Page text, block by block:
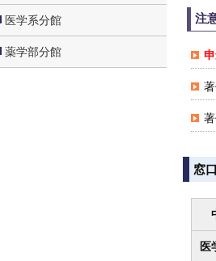
注
窓口
医
医学系分館
薬学部分館